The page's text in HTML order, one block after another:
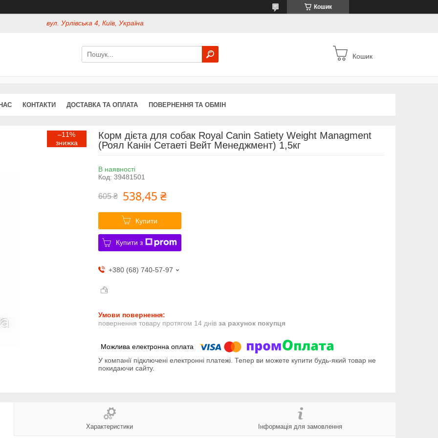
Кошик
вул. Урлівська 4, Київ, Україна
Кошик
КОНТАКТИ ДОСТАВКА ТА ОПЛАТА ПОВЕРНЕННЯ ТА ОБМІН
–11%
Корм дієта для собак Royal Canin Satiety Weight Managment
(Роял Канін Сетаеті Вейт Менеджмент) 1,5кг
В наявності
Код: 39481501
605 ₴ 538,45 ₴
Купити
Купити з
+380 (68) 740-57-97
повернення товару протягом 14 днів за рахунок покупця
У компанії підключені електронні платежі. Тепер ви можете купити будь-який товар не
покидаючи сайту.
Характеристики Інформація для замовлення